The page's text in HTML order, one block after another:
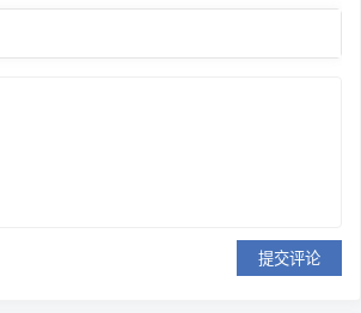
提交评论